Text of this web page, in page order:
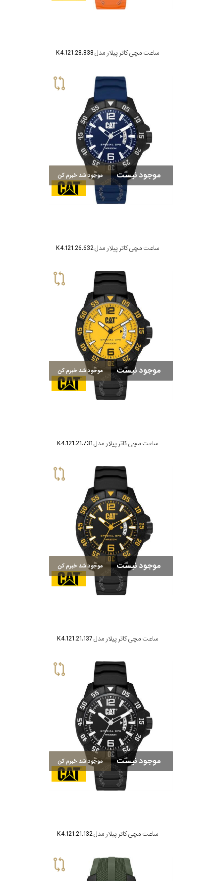
ساعت مچی کاتر پیلار مدل K4.121.28.838
موجود نیست موجود شد خبرم کن
ساعت مچی کاتر پیلار مدل K4.121.26.632
موجود نیست موجود شد خبرم کن
ساعت مچی کاتر پیلار مدل K4.121.21.731
موجود نیست موجود شد خبرم کن
ساعت مچی کاتر پیلار مدل K4.121.21.137
موجود نیست موجود شد خبرم کن
ساعت مچی کاتر پیلار مدل K4.121.21.132